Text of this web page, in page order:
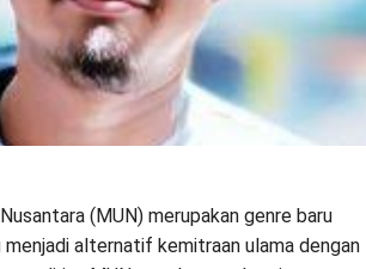
(MUN) merupakan genre baru
menjadi alternatif kemitraan ulama dengan